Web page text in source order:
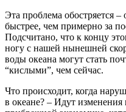
Эта проблема обостряется
быстрее, чем примерно за
Подсчитано, что к концу
ногу с нашей нынешней
воды океана могут стать
“кислыми”, чем сейчас.
Что происходит, когда
в океане? – Идут изменения